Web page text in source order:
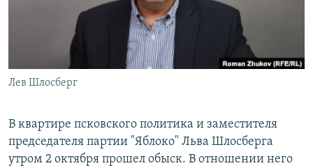
СОЦИАЛЬНЫЕ СЕТИ
Все сайты РСЕ/РС
Лев Шлосберг
В квартире псковского политика и заместителя
председателя партии "Яблоко" Льва Шлосберга
утром 2 октября прошел обыск. В отношении него